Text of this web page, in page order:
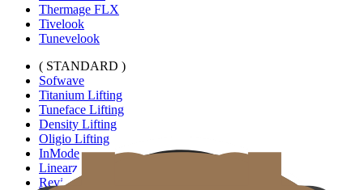
Thermage FLX
Tivelook
Tunevelook
( STANDARD )
Sofwave
Titanium Lifting
Tuneface Lifting
Density Lifting
Oligio Lifting
InMode
Linearz
Revinas